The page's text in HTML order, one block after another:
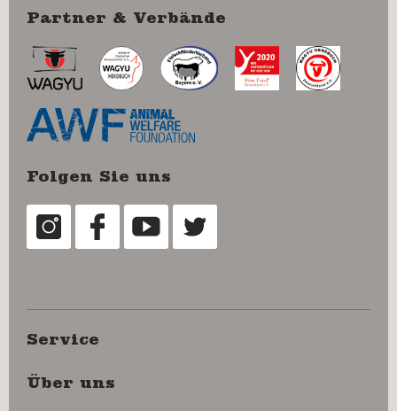
Partner & Verbände
Folgen Sie uns
Service
Über uns